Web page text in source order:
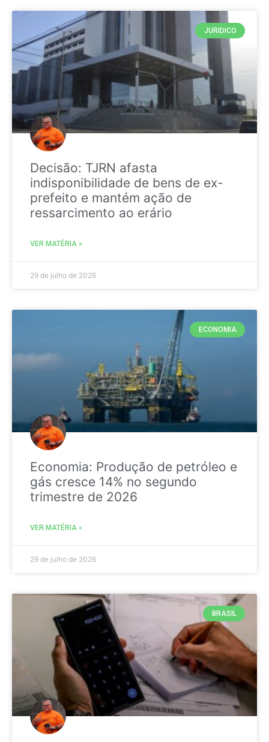
JURIDICO
Decisão: TJRN afasta
indisponibilidade de bens de ex-
prefeito e mantém ação de
ressarcimento ao erário
VER MATÉRIA »
29 de julho de 2026
ECONOMIA
Economia: Produção de petróleo e
gás cresce 14% no segundo
trimestre de 2026
VER MATÉRIA »
29 de julho de 2026
BRASIL